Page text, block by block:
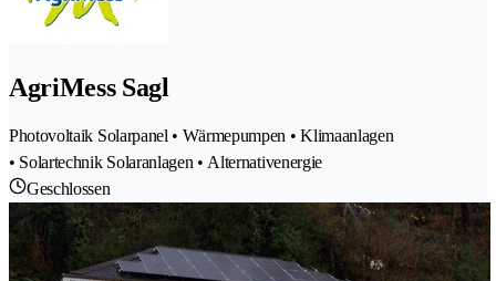
AgriMess Sagl
Photovoltaik Solarpanel • Wärmepumpen • Klimaanlagen
• Solartechnik Solaranlagen • Alternativenergie
Geschlossen